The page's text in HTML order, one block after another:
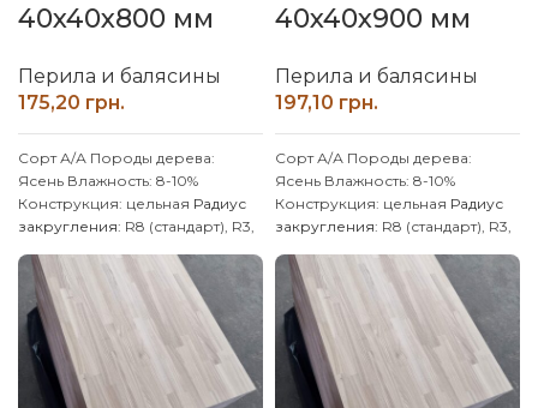
40x40x800 мм
Перила и балясины
грн.
Сорт А/А Породы дерева:
Ясень Влажность: 8-10%
Конструкция: цельная Радиус
закругления: R8 (стандарт), R3,
Обработка поверхности:
калиброванная, шлифованная
Производим изделия из ясеня
по размерам, уточняйте у
менеджера.
40x40x900 мм
Перила и балясины
грн.
Сорт А/А Породы дерева:
Ясень Влажность: 8-10%
Конструкция: цельная Радиус
закругления: R8 (стандарт), R3,
Обработка поверхности:
калиброванная, шлифованная
Производим изделия из ясеня
по размерам, уточняйте у
менеджера.